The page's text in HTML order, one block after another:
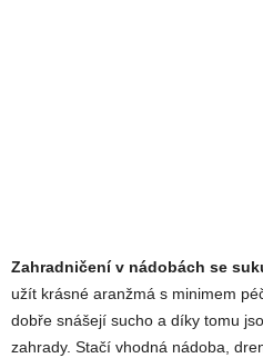
Zahradničení v nádobách se
užít krásné aranžmá s minimem
dobře snášejí sucho a díky tomu
zahrady. Stačí vhodná nádoba,